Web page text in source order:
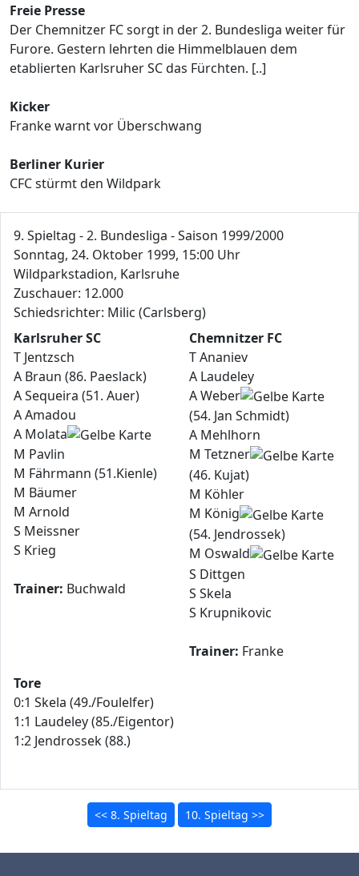
Freie Presse
Der Chemnitzer FC sorgt in der 2. Bundesliga weiter für
Furore. Gestern lehrten die Himmelblauen dem
etablierten Karlsruher SC das Fürchten. [..]
Kicker
Franke warnt vor Überschwang
Berliner Kurier
CFC stürmt den Wildpark
9. Spieltag - 2. Bundesliga - Saison 1999/2000
Sonntag, 24. Oktober 1999, 15:00 Uhr
Wildparkstadion, Karlsruhe
Zuschauer: 12.000
Schiedsrichter: Milic (Carlsberg)
Karlsruher SC
T Jentzsch
A Braun (86. Paeslack)
A Sequeira (51. Auer)
A Amadou
A Molata
M Pavlin
M Fährmann (51.Kienle)
M Bäumer
M Arnold
S Meissner
S Krieg
Trainer: Buchwald
Chemnitzer FC
T Ananiev
A Laudeley
A Weber
(54. Jan Schmidt)
A Mehlhorn
M Tetzner
(46. Kujat)
M Köhler
M König
(54. Jendrossek)
M Oswald
S Dittgen
S Skela
S Krupnikovic
Trainer: Franke
Tore
0:1 Skela (49./Foulelfer)
1:1 Laudeley (85./Eigentor)
1:2 Jendrossek (88.)
<< 8. Spieltag 10. Spieltag >>